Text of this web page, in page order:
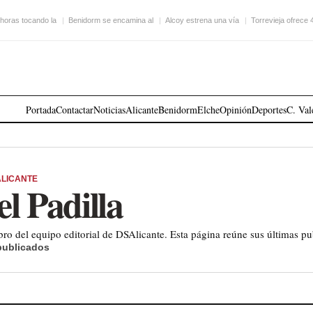
tocando la Benidorm se encamina al Alcoy estrena una vía Torrevieja ofrece
PortadaContactarNoticiasAlicanteBenidormElcheOpiniónDeportesC.
Padilla
del equipo editorial de DSAlicante. Esta página reúne sus últimas